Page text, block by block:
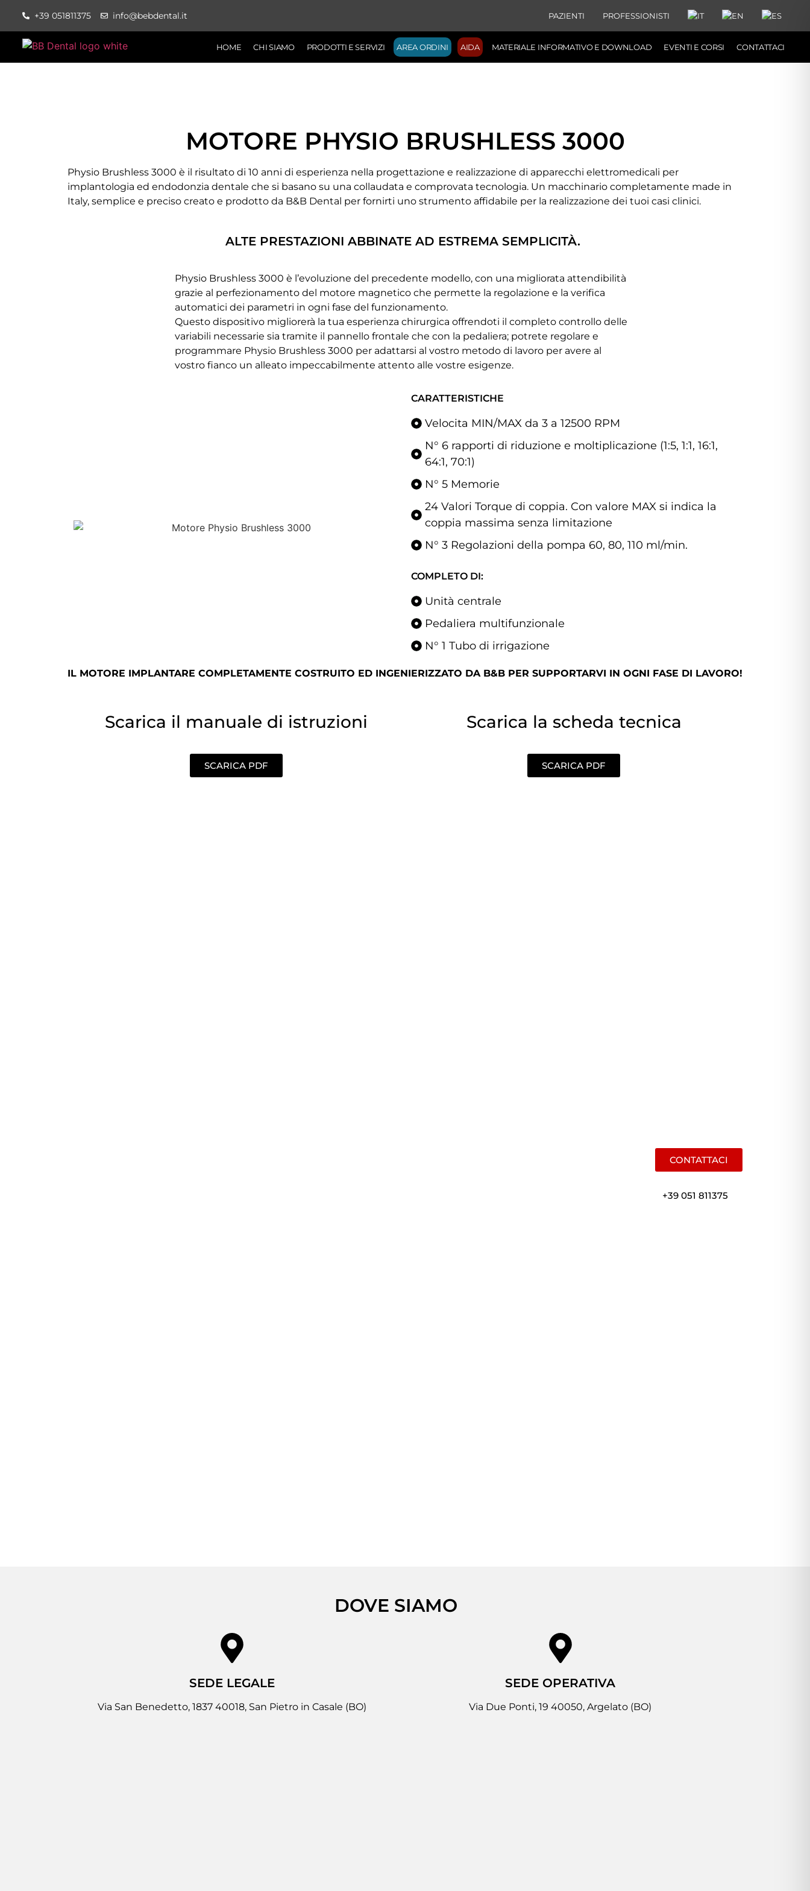
+39 051811375 info@bebdental.it PAZIENTI PROFESSIONISTI
HOME CHI SIAMO PRODOTTI E SERVIZI AREA ORDINI AIDA MATERIALE INFORMATIVO E DOWNLOAD EVENTI E CORSI CONTATTACI
MOTORE PHYSIO BRUSHLESS 3000
Physio Brushless 3000 è il risultato di 10 anni di esperienza nella progettazione e realizzazione di apparecchi elettromedicali per
implantologia ed endodonzia dentale che si basano su una collaudata e comprovata tecnologia. Un macchinario completamente made in
Italy, semplice e preciso creato e prodotto da B&B Dental per fornirti uno strumento affidabile per la realizzazione dei tuoi casi clinici.
ALTE PRESTAZIONI ABBINATE AD ESTREMA SEMPLICITÀ.
Physio Brushless 3000 è l’evoluzione del precedente modello, con una migliorata attendibilità
grazie al perfezionamento del motore magnetico che permette la regolazione e la verifica
automatici dei parametri in ogni fase del funzionamento.
Questo dispositivo migliorerà la tua esperienza chirurgica offrendoti il completo controllo delle
variabili necessarie sia tramite il pannello frontale che con la pedaliera; potrete regolare e
programmare Physio Brushless 3000 per adattarsi al vostro metodo di lavoro per avere al
vostro fianco un alleato impeccabilmente attento alle vostre esigenze.
CARATTERISTICHE
Velocita MIN/MAX da 3 a 12500 RPM
N° 6 rapporti di riduzione e moltiplicazione (1:5, 1:1, 16:1,
64:1, 70:1)
N° 5 Memorie
24 Valori Torque di coppia. Con valore MAX si indica la
coppia massima senza limitazione
N° 3 Regolazioni della pompa 60, 80, 110 ml/min.
COMPLETO DI:
Unità centrale
Pedaliera multifunzionale
N° 1 Tubo di irrigazione
IL MOTORE IMPLANTARE COMPLETAMENTE COSTRUITO ED INGENIERIZZATO DA B&B PER SUPPORTARVI IN OGNI FASE DI LAVORO!
Scarica il manuale di istruzioni
SCARICA PDF
Scarica la scheda tecnica
SCARICA PDF
CONTATTACI
+39 051 811375
DOVE SIAMO
SEDE LEGALE
Via San Benedetto, 1837 40018, San Pietro in Casale (BO)
SEDE OPERATIVA
Via Due Ponti, 19 40050, Argelato (BO)